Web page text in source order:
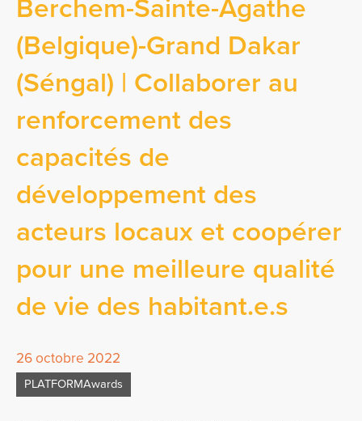
Berchem-Sainte-Agathe
(Belgique)-Grand Dakar
(Séngal) | Collaborer au
renforcement des
capacités de
développement des
acteurs locaux et coopérer
pour une meilleure qualité
de vie des habitant.e.s
26 octobre 2022
PLATFORMAwards